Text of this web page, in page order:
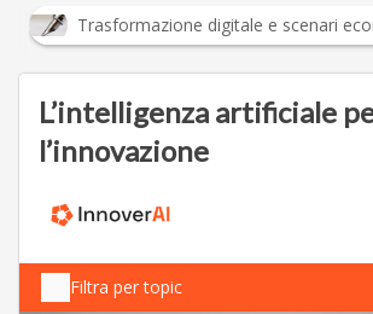
Trasformazione digitale e scenari
L’intelligenza artificiale
l’innovazione
Filtra per topic